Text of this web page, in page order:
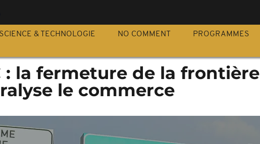
SCIENCE & TECHNOLOGIE NO COMMENT PROGRAMMES
: la fermeture de la frontière
le commerce